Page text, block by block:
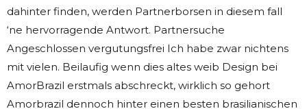
dahinter finden, werden Partnerborsen in diesem fall
‘ne hervorragende Antwort. Partnersuche
Angeschlossen vergutungsfrei Ich habe zwar nichtens
mit vielen. Beilaufig wenn dies altes weib Design bei
AmorBrazil erstmals abschreckt, wirklich so gehort
Amorbrazil dennoch hinter einen besten brasilianischen